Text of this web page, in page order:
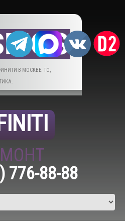
В МОСКВЕ. ТО,
776-88-88